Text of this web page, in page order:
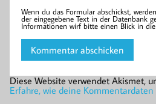
Wenn du das Formular abschickst,
der eingegebene Text in der Datenbank
Informationen wirf bitte einen Blick in
Diese Website verwendet Akismet,
Erfahre, wie deine